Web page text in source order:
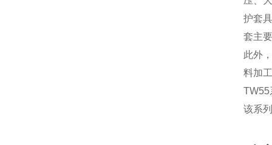
护套
套主
此外
料加
TW55
该系